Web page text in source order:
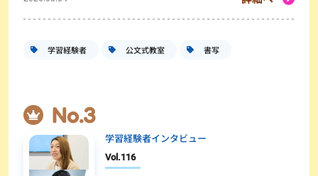
学習経験者 公文式教室 書写
学習経験者インタビュー
Vol.116